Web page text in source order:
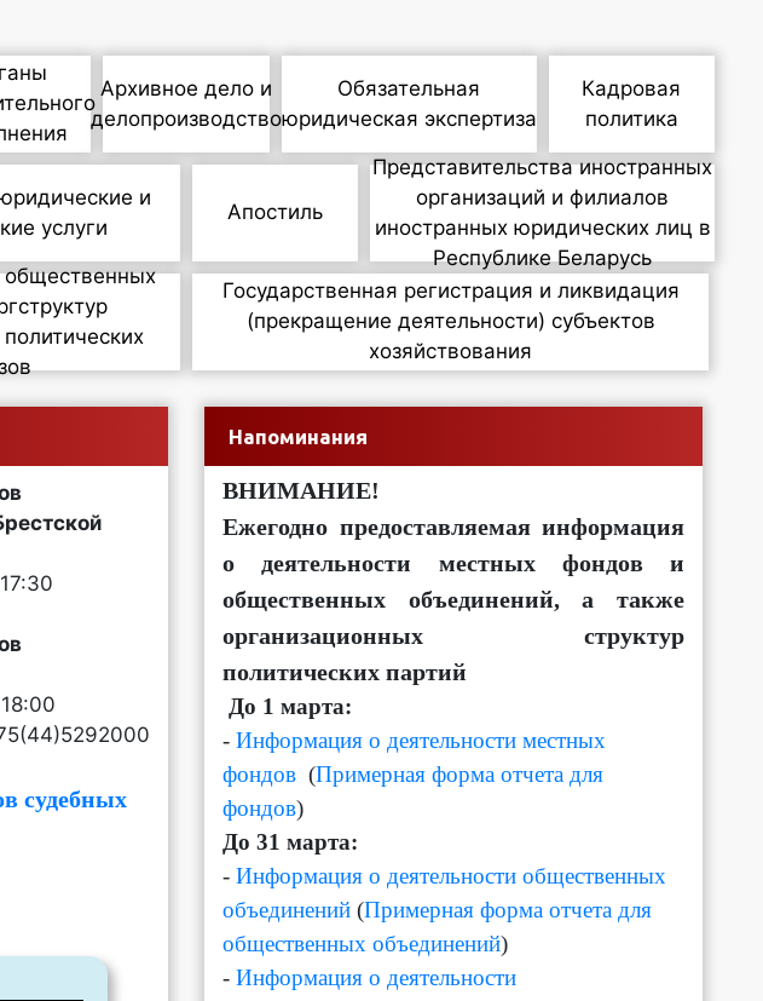
Архивное дело и
делопроизводство
Обязательная
юридическая экспертиза
Кадровая
политика
и
услуги
Апостиль
Представительства иностранных
организаций и филиалов
иностранных юридических лиц в
Республике Беларусь
общественных
Государственная регистрация и ликвидация
(прекращение деятельности) субъектов
хозяйствования
судебных
Напоминания
ВНИМАНИЕ!
Ежегодно предоставляемая информация
о деятельности местных фондов и
общественных объединений, а также
организационных структур
политических партий
До 1 марта:
- Информация о деятельности местных
фондов (Примерная форма отчета для
фондов)
До 31 марта:
- Информация о деятельности общественных
объединений (Примерная форма отчета для
общественных объединений)
- Информация о деятельности